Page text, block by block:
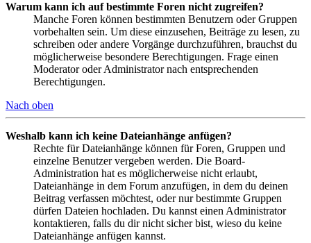
Warum kann ich auf bestimmte Foren nicht zugreifen?
Manche Foren können bestimmten Benutzern oder Gruppen
vorbehalten sein. Um diese einzusehen, Beiträge zu lesen, zu
schreiben oder andere Vorgänge durchzuführen, brauchst du
möglicherweise besondere Berechtigungen. Frage einen
Moderator oder Administrator nach entsprechenden
Berechtigungen.
Nach oben
Weshalb kann ich keine Dateianhänge anfügen?
Rechte für Dateianhänge können für Foren, Gruppen und
einzelne Benutzer vergeben werden. Die Board-
Administration hat es möglicherweise nicht erlaubt,
Dateianhänge in dem Forum anzufügen, in dem du deinen
Beitrag verfassen möchtest, oder nur bestimmte Gruppen
dürfen Dateien hochladen. Du kannst einen Administrator
kontaktieren, falls du dir nicht sicher bist, wieso du keine
Dateianhänge anfügen kannst.